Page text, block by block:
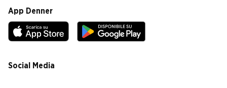
App Denner
Social Media